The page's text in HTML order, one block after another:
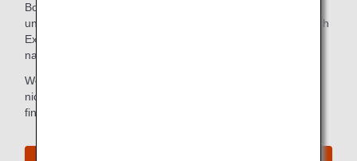
Boarding Gate so einfach und bequem wie möglich für
unsere Passagiere der First Class zu machen, einschließlich
Express-Check-in an einigen Flughäfen. Halten Sie einfach
nach dem First Class-Schild Ausschau.
Wenn Sie bereits online eingecheckt haben, müssen Sie
nicht zum Check-in-Schalter gehen. Weitere Informationen
finden Sie unter